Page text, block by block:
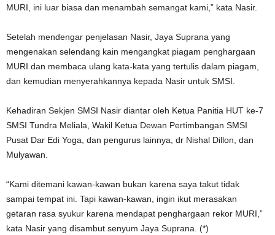
MURI, ini luar biasa dan menambah semangat kami,” kata Nasir.
Setelah mendengar penjelasan Nasir, Jaya Suprana yang
mengenakan selendang kain mengangkat piagam penghargaan
MURI dan membaca ulang kata-kata yang tertulis dalam piagam,
dan kemudian menyerahkannya kepada Nasir untuk SMSI.
Kehadiran Sekjen SMSI Nasir diantar oleh Ketua Panitia HUT ke-7
SMSI Tundra Meliala, Wakil Ketua Dewan Pertimbangan SMSI
Pusat Dar Edi Yoga, dan pengurus lainnya, dr Nishal Dillon, dan
Mulyawan.
“Kami ditemani kawan-kawan bukan karena saya takut tidak
sampai tempat ini. Tapi kawan-kawan, ingin ikut merasakan
getaran rasa syukur karena mendapat penghargaan rekor MURI,”
kata Nasir yang disambut senyum Jaya Suprana. (*)